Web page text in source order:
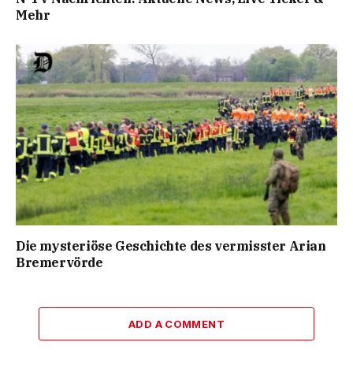
Mehr
Die mysteriöse Geschichte des vermisster Arian
Bremervörde
ADD A COMMENT